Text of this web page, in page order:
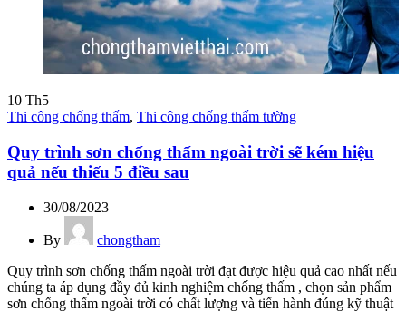
10 Th5
Thi công chống thấm, Thi công chống thấm tường
Quy trình sơn chống thấm ngoài trời sẽ kém hiệu
quả nếu thiếu 5 điều sau
30/08/2023
By
chongtham
Quy trình sơn chống thấm ngoài trời đạt được hiệu quả cao nhất nếu
chúng ta áp dụng đầy đủ kinh nghiệm chống thấm , chọn sản phẩm
sơn chống thấm ngoài trời có chất lượng và tiến hành đúng kỹ thuật